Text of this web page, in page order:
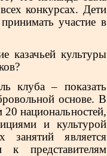
конкурсах. Дети
участие в
казачьей культуры
клуба – показать
основе. В
национальностей,
и культурой
занятий является
к представителям